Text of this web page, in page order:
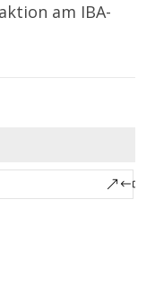
am IBA-